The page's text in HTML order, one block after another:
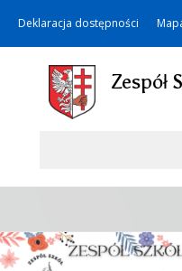
Deklaracja dostępności
Zespół